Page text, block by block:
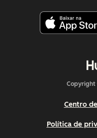
Copyright
Centro
Política de